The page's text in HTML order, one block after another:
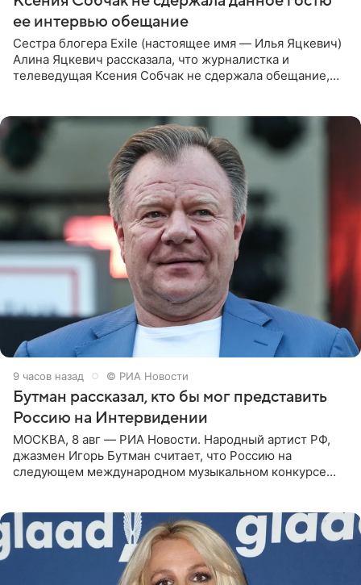
ее интервью обещание
Сестра блогера Exile (настоящее имя — Илья Яцкевич)
Алина Яцкевич рассказала, что журналистка и
телеведущая Ксения Собчак не сдержала обещание,
9 часов назад © РИА Новости
Бутман рассказал, кто бы мог представить
Россию на Интервидении
МОСКВА, 8 авг — РИА Новости. Народный артист РФ,
джазмен Игорь Бутман считает, что Россию на
следующем международном музыкальном конкурсе